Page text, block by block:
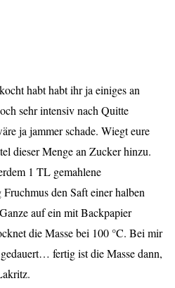
habt habt ihr ja einiges an
sehr intensiv nach Quitte
ja jammer schade. Wiegt eure
dieser Menge an Zucker hinzu.
1 TL gemahlene
den Saft einer halben
auf ein mit Backpapier
die Masse bei 100 °C. Bei mir
fertig ist die Masse dann,